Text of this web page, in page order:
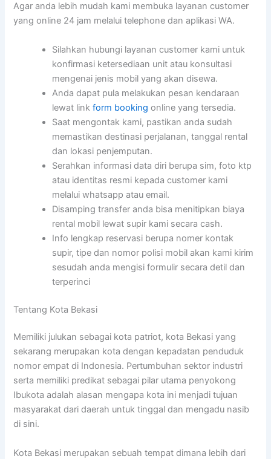
Agar anda lebih mudah kami membuka layanan customer
yang online 24 jam melalui telephone dan aplikasi WA.
Silahkan hubungi layanan customer kami untuk
konfirmasi ketersediaan unit atau konsultasi
mengenai jenis mobil yang akan disewa.
Anda dapat pula melakukan pesan kendaraan
lewat linkform booking online yang tersedia.
Saat mengontak kami, pastikan anda sudah
memastikan destinasi perjalanan, tanggal rental
dan lokasi penjemputan.
Serahkan informasi data diri berupa sim, foto ktp
atau identitas resmi kepada customer kami
melalui whatsapp atau email.
Disamping transfer anda bisa menitipkan biaya
rental mobil lewat supir kami secara cash.
Info lengkap reservasi berupa nomer kontak
supir, tipe dan nomor polisi mobil akan kami kirim
sesudah anda mengisi formulir secara detil dan
terperinci
Tentang Kota Bekasi
Memiliki julukan sebagai kota patriot, kota Bekasi yang
sekarang merupakan kota dengan kepadatan penduduk
nomor empat di Indonesia. Pertumbuhan sektor industri
serta memiliki predikat sebagai pilar utama penyokong
Ibukota adalah alasan mengapa kota ini menjadi tujuan
masyarakat dari daerah untuk tinggal dan mengadu nasib
di sini.
Kota Bekasi merupakan sebuah tempat dimana lebih dari